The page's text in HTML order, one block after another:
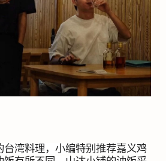
台湾料理，小编特别推荐嘉义鸡